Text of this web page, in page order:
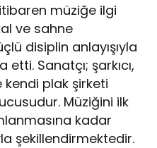
müziğe ilgi
ve sahne
disiplin anlayışıyla
Sanatçı; şarkıcı,
kendi plak şirketi
Müziğini ilk
kadar
şekillendirmektedir.